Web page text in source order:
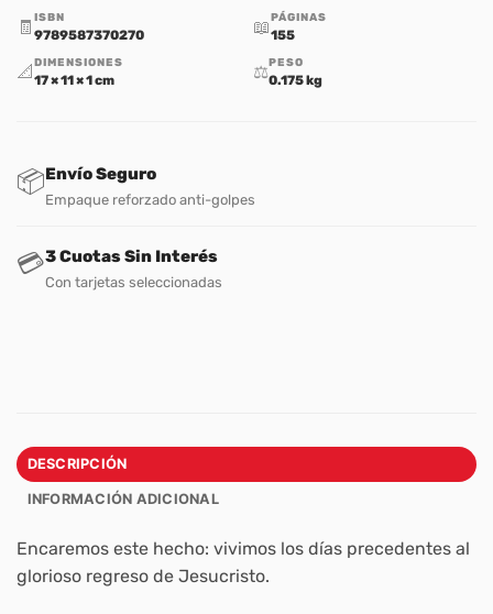
🧾 ISBN
9789587370270 📖PÁGINAS
155
📐 DIMENSIONES
17 × 11 × 1 cm ⚖️PESO
0.175 kg
📦Envío Seguro
Empaque reforzado anti-golpes
💳3 Cuotas Sin Interés
Con tarjetas seleccionadas
DESCRIPCIÓN
INFORMACIÓN ADICIONAL
Encaremos este hecho: vivimos los días precedentes al
glorioso regreso de Jesucristo.